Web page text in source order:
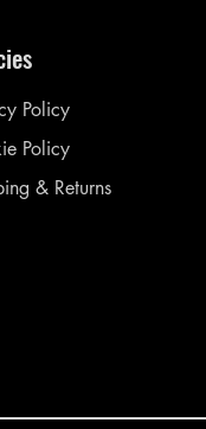
Policy
Policy
& Returns